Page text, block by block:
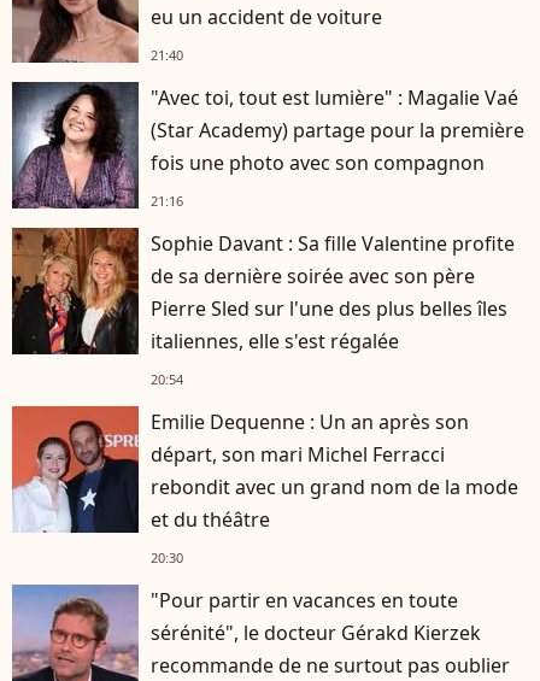
eu un accident de voiture
21:40
"Avec toi, tout est lumière" : Magalie Vaé
(Star Academy) partage pour la première
fois une photo avec son compagnon
21:16
Sophie Davant : Sa fille Valentine profite
de sa dernière soirée avec son père
Pierre Sled sur l'une des plus belles îles
italiennes, elle s'est régalée
20:54
Emilie Dequenne : Un an après son
départ, son mari Michel Ferracci
rebondit avec un grand nom de la mode
et du théâtre
20:30
"Pour partir en vacances en toute
sérénité", le docteur Gérakd Kierzek
recommande de ne surtout pas oublier